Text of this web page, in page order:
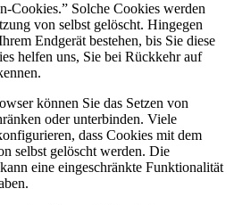
Cookies.” Solche Cookies werden
von selbst gelöscht. Hingegen
Endgerät bestehen, bis Sie diese
helfen uns, Sie bei Rückkehr auf
können Sie das Setzen von
oder unterbinden. Viele
dass Cookies mit dem
selbst gelöscht werden. Die
eine eingeschränkte Funktionalität